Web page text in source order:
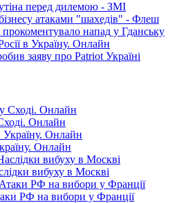
перед дилемою - ЗМІ
атаками "шахедів" - Флеш
напад у Гданську
в Україну. Онлайн
заяву про Patriot Україні
Онлайн
Онлайн
вибуху в Москві
РФ на вибори у Франції